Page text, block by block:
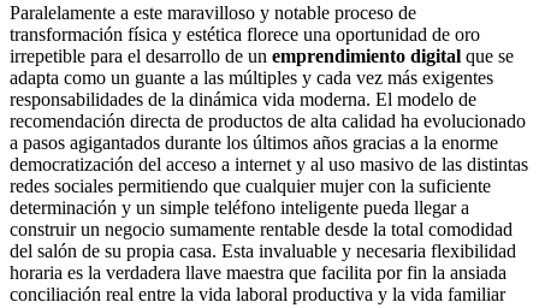
Paralelamente a este maravilloso y notable proceso de
transformación física y estética florece una oportunidad de oro
irrepetible para el desarrollo de un emprendimiento digital que se
adapta como un guante a las múltiples y cada vez más exigentes
responsabilidades de la dinámica vida moderna. El modelo de
recomendación directa de productos de alta calidad ha evolucionado
a pasos agigantados durante los últimos años gracias a la enorme
democratización del acceso a internet y al uso masivo de las distintas
redes sociales permitiendo que cualquier mujer con la suficiente
determinación y un simple teléfono inteligente pueda llegar a
construir un negocio sumamente rentable desde la total comodidad
del salón de su propia casa. Esta invaluable y necesaria flexibilidad
horaria es la verdadera llave maestra que facilita por fin la ansiada
conciliación real entre la vida laboral productiva y la vida familiar